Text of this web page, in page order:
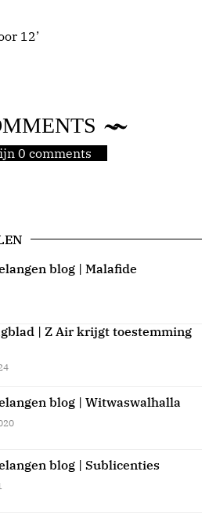
12’
0 comments
blog | Malafide
| Z Air krijgt toestemming
blog | Witwaswalhalla
blog | Sublicenties